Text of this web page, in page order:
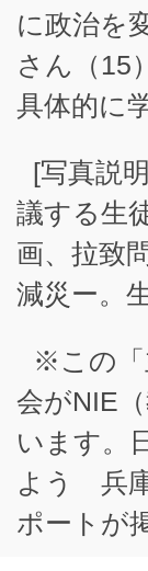
に政治を
さん（15
具体的に
[写真説
議する生
画、拉致
減災ー。
※この「
会がNIE
います。
よう 兵
ポートが